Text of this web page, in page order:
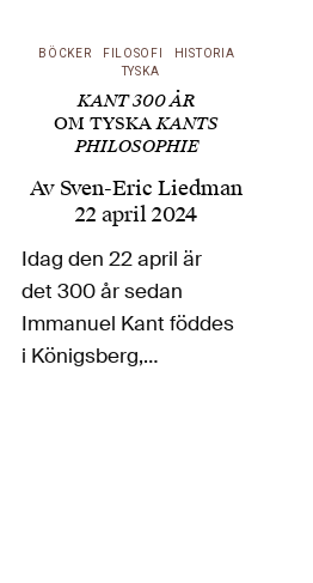
BÖCKER FILOSOFI
HISTORIA
TYSKA
KANT 300 ÅR
OM TYSKAKANTS
PHILOSOPHIE
Av Sven-Eric Liedman
22 april 2024
Idag den 22 april är
det 300 år sedan
Immanuel Kant föddes
i Königsberg,